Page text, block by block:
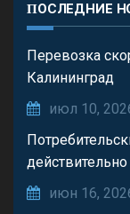
ПОСЛЕДНИЕ
Перевозка
Калининград
июл 10,
июн 16,